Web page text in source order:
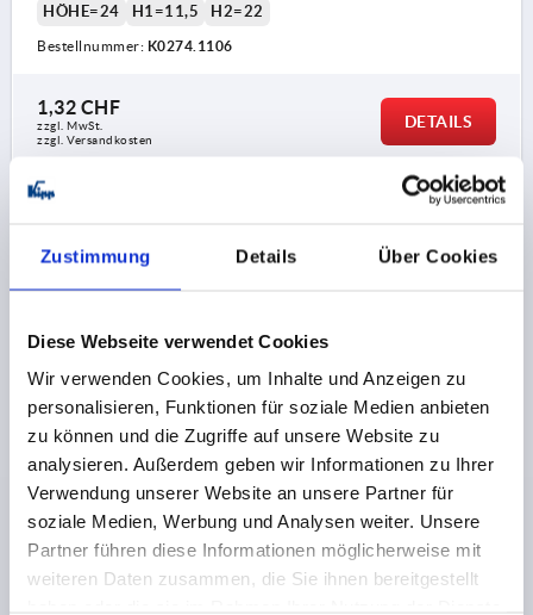
Zustimmung Details Über Cookies
Diese Webseite verwendet Cookies
Wir verwenden Cookies, um Inhalte und Anzeigen zu
personalisieren, Funktionen für soziale Medien anbieten
zu können und die Zugriffe auf unsere Website zu
analysieren. Außerdem geben wir Informationen zu Ihrer
Verwendung unserer Website an unsere Partner für
soziale Medien, Werbung und Analysen weiter. Unsere
Partner führen diese Informationen möglicherweise mit
weiteren Daten zusammen, die Sie ihnen bereitgestellt
HÖHE=24
H1=11,5 H2=22
Bestellnummer: K0274.1106
1,32 CHF
zzgl. MwSt.
zzgl. Versandkosten
DETAILS
FLÜGELGRIFF M08, FORM:D INNENGEWINDE
DURCHGEHEND, A=75, B=7, H=35,6, THERMOPLAST
SCHWARZGRAU RAL7021, KOMP:STAHL BLAU-
PASSIVIERT
GEWINDE=M8
MATERIAL KOMPONENTE=STAHL
GEWINDETIEFE=14
GRIFFLÄNGE=75 BREITE=7
D2=21
HÖHE=35,6
H1=17 H2=33,3